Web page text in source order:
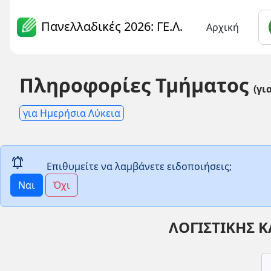
Πανελλαδικές 2026: ΓΕ.Λ. Αρχική
Πληροφορίες Τμήματος
για Ημερήσια Λύκεια
notifications_active
Επιθυμείτε να λαμβάνετε ειδοποιήσεις;
Ναι
Όχι
ΛΟΓΙΣΤΙΚΗΣ